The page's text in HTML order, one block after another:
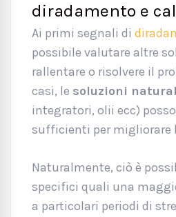
diradamento e
Ai primi segnali di
possibile valutare altre
rallentare o risolvere il
casi, le soluzioni
integratori, olii ecc)
sufficienti per migliorare
Naturalmente, ciò è
specifici quali una
a particolari periodi di